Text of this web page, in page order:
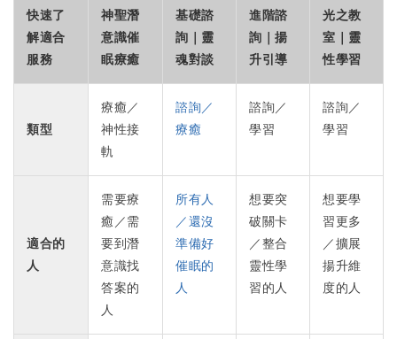
快速了
解適合
服務
神聖潛
意識催
眠療癒
基礎諮
詢｜靈
魂對談
進階諮
詢｜揚
升引導
光之教
室｜靈
性學習
類型
療癒／
神性接
軌
諮詢／
療癒
諮詢／
學習
諮詢／
學習
適合的
人
需要療
癒／需
要到潛
意識找
答案的
人
所有人
／還沒
準備好
催眠的
人
想要突
破關卡
／整合
靈性學
習的人
想要學
習更多
／擴展
揚升維
度的人